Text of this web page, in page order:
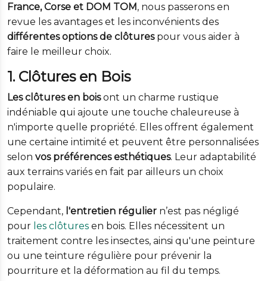
France, Corse et DOM TOM, nous passerons en
revue les avantages et les inconvénients des
différentes options de clôturespour vous aider à
faire le meilleur choix.
1. Clôtures en Bois
Les clôtures en boisont un charme rustique
indéniable qui ajoute une touche chaleureuse à
n'importe quelle propriété. Elles offrent également
une certaine intimité et peuvent être personnalisées
selon vos préférences esthétiques. Leur adaptabilité
aux terrains variés en fait par ailleurs un choix
populaire.
Cependant, l'entretien régulier n’est pas négligé
pour les clôtures en bois. Elles nécessitent un
traitement contre les insectes, ainsi qu'une peinture
ou une teinture régulière pour prévenir la
pourriture et la déformation au fil du temps.